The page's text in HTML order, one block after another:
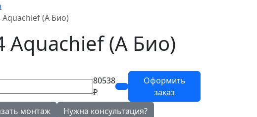
Aquachief (A Био)
Aquachief (A Био)
80538
₽
Оформить
заказ
монтаж
Нужна консультация?